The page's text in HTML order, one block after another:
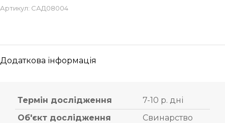
Артикул: САД08004
Додаткова інформація
Термін дослідження
7-10 р. дні
Об'єкт дослідження
Свинарство